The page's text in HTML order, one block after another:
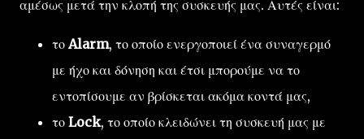
αμέσως μετά την κλοπή της συσκευής μας. Αυτές είναι:
τοAlarm, το οποίο ενεργοποιεί ένα συναγερμό
με ήχο και δόνηση και έτσι μπορούμε να το
εντοπίσουμε αν βρίσκεται ακόμα κοντά μας,
το Lock, το οποίο κλειδώνει τη συσκευή μας με